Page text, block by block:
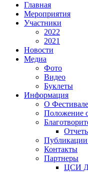
Главная
Мероприятия
Участники
2022
2021
Новости
Медиа
Фото
Видео
Буклеты
Информация
О Фестивале
Положение
Контакты
Партнеры
ЦСИ